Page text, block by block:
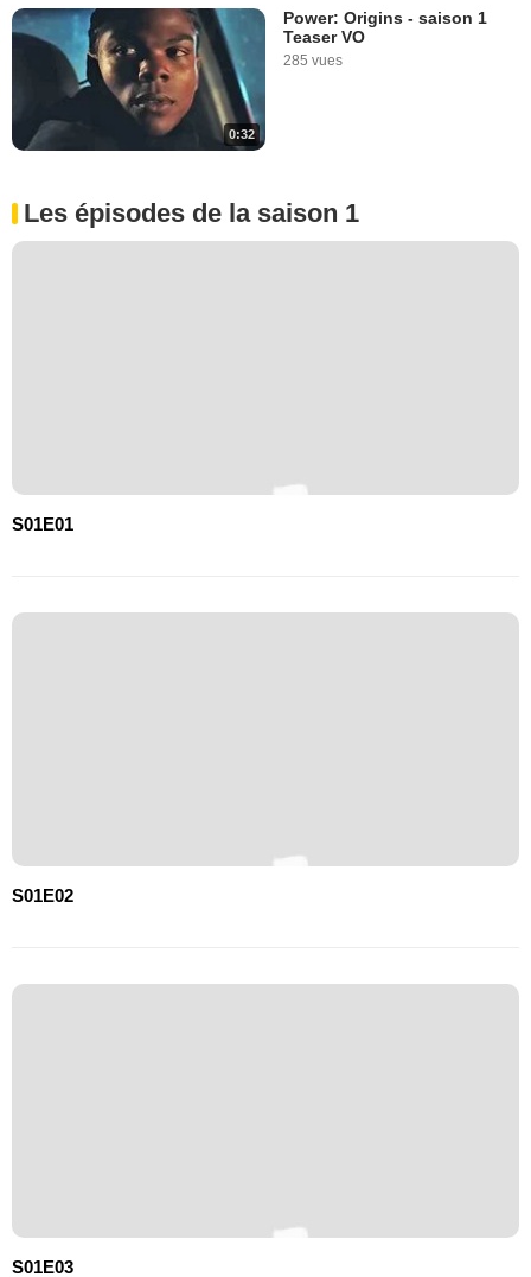
0:32
Power: Origins - saison 1
Teaser VO
285 vues
Les épisodes de la saison 1
S01E01
S01E02
S01E03